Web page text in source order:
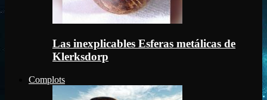
Las inexplicables Esferas metálicas de
Klerksdorp
Complots